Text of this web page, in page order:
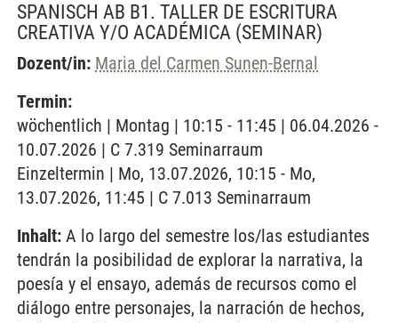
SPANISCH AB B1. TALLER DE ESCRITURA
CREATIVA Y/O ACADÉMICA (SEMINAR)
Dozent/in: Maria del Carmen Sunen-Bernal
Termin:
wöchentlich | Montag | 10:15 - 11:45 | 06.04.2026 -
10.07.2026 | C 7.319 Seminarraum
Einzeltermin | Mo, 13.07.2026, 10:15 - Mo,
13.07.2026, 11:45 | C 7.013 Seminarraum
Inhalt: A lo largo del semestre los/las estudiantes
tendrán la posibilidad de explorar la narrativa, la
poesía y el ensayo, además de recursos como el
diálogo entre personajes, la narración de hechos,